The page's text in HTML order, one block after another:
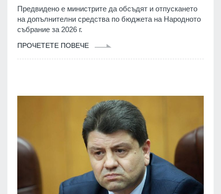
Предвидено е министрите да обсъдят и отпускането
на допълнителни средства по бюджета на Народното
събрание за 2026 г.
ПРОЧЕТЕТЕ ПОВЕЧЕ